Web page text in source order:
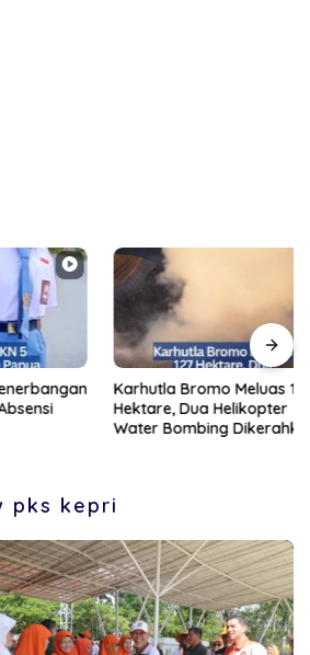
Karhutla Bromo Meluas 127
Hektare, Dua Helikopter
Water Bombing Dikerahkan
pks kepri